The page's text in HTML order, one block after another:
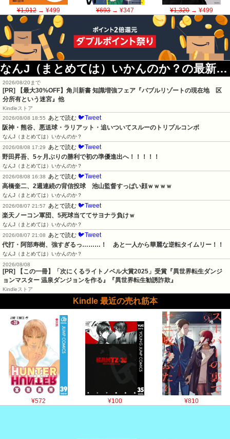
¥1,012→ ¥499 ¥693→ ¥347 ¥1,320→ ¥499
なんJ（まとめては）いかんのか？の最新記事
2026/08/20まで
[PR]
【最大30%OFF】角川新書 知識増強フェア『バブルリゾートの現在地 区
分所有という迷宮』他
Kindleストア
2026/08/08 18:55
あとで読む 🐦Tweet
阪神・熊谷、悪送球・ラリアット・追いついてスルーのトリプルコンボ
なんJ（まとめては）いかんのか？
2026/08/08 17:29
あとで読む 🐦Tweet
野田昇吾、5ヶ月ぶりの勝利で初の準優進出へ！！！！！
なんJ（まとめては）いかんのか？
2026/08/08 16:38
あとで読む 🐦Tweet
高橋奎二、2週連続の背信投球　池山監督すっぱい顔ｗｗｗｗ
なんJ（まとめては）いかんのか？
2026/08/07 21:57
あとで読む 🐦Tweet
楽天ノーコン軍団、5死球当ててサヨナラ負けｗ
なんJ（まとめては）いかんのか？
2026/08/07 21:08
あとで読む 🐦Tweet
代打・阿部寿樹、強すぎるっ………！　あと一人から華麗な逆転タイムリー！！
なんJ（まとめては）いかんのか？
2026/08/08
[PR] 【この一冊】「次にくるライトノベル大賞2025」受賞『異世界転生ダンジ
ョンマスター 温泉ダンジョンを作る』『異世界転生勧誘詐欺』
Kindleストア
Kindle 最近の売れ筋本
¥572 ¥100 ¥810